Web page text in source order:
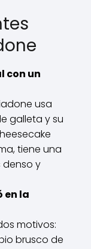
con un
usa
galleta y su
tiene una
denso y
en la
motivos:
brusco de